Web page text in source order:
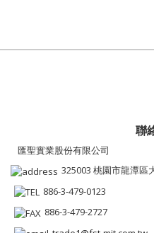
聯
匯聖實業股份有限公司
325003 桃園市龍潭區
886-3-479-0123
886-3-479-2727